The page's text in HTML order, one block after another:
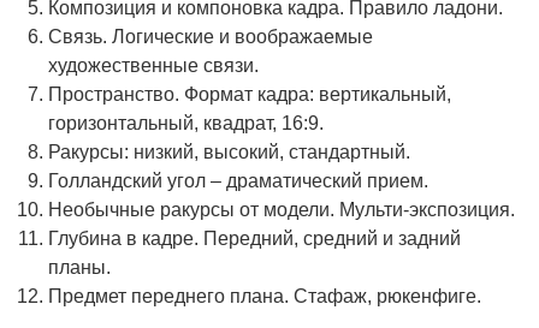
Композиция и компоновка кадра. Правило ладони.
Связь. Логические и воображаемые
художественные связи.
Пространство. Формат кадра: вертикальный,
горизонтальный, квадрат, 16:9.
Ракурсы: низкий, высокий, стандартный.
Голландский угол – драматический прием.
Необычные ракурсы от модели. Мульти-экспозиция.
Глубина в кадре. Передний, средний и задний
планы.
Предмет переднего плана. Стафаж, рюкенфиге.